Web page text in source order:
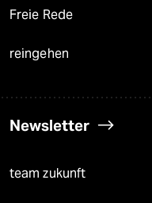
Freie Rede
reingehen
Newsletter
team zukunft